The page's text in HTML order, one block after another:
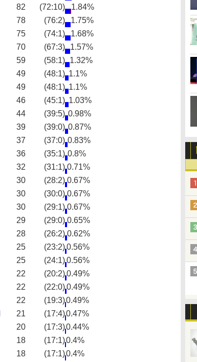
82 (72:10)
1.84%
78 (76:2)
1.75%
75 (74:1)
1.68%
70 (67:3)
1.57%
59 (58:1) 1.32%
49 (48:1) 1.1%
49 (48:1) 1.1%
46 (45:1) 1.03%
44 (39:5) 0.98%
39 (39:0) 0.87%
37 (37:0) 0.83%
36 (35:1) 0.8%
32 (31:1) 0.71%
30 (28:2) 0.67%
30 (30:0) 0.67%
30 (29:1) 0.67%
29 (29:0) 0.65%
28 (26:2) 0.62%
25 (23:2)0.56%
25 (24:1)0.56%
22 (20:2)0.49%
22 (22:0)0.49%
22 (19:3)0.49%
21 (17:4)0.47%
20 (17:3)0.44%
18 (17:1)0.4%
18 (17:1)0.4%